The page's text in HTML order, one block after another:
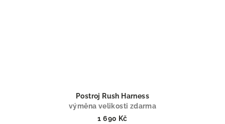
Postroj Rush Harness
výměna velikosti zdarma
1 690 Kč